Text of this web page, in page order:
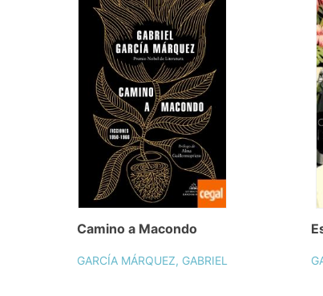
Camino a Macondo
GARCÍA MÁRQUEZ, GABRIEL